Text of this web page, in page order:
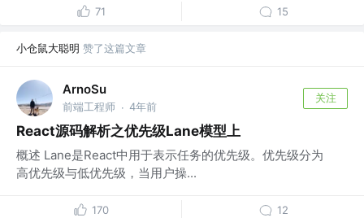
71 15
小仓鼠大聪明 赞了这篇文章
ArnoSu
前端工程师 · 4年前
关注
React源码解析之优先级Lane模型上
概述 Lane是React中用于表示任务的优先级。优先级分为
高优先级与低优先级，当用户操...
170 12